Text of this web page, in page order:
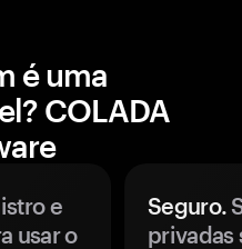
é uma
COLADA
e
usar o
Seguro.
privadas